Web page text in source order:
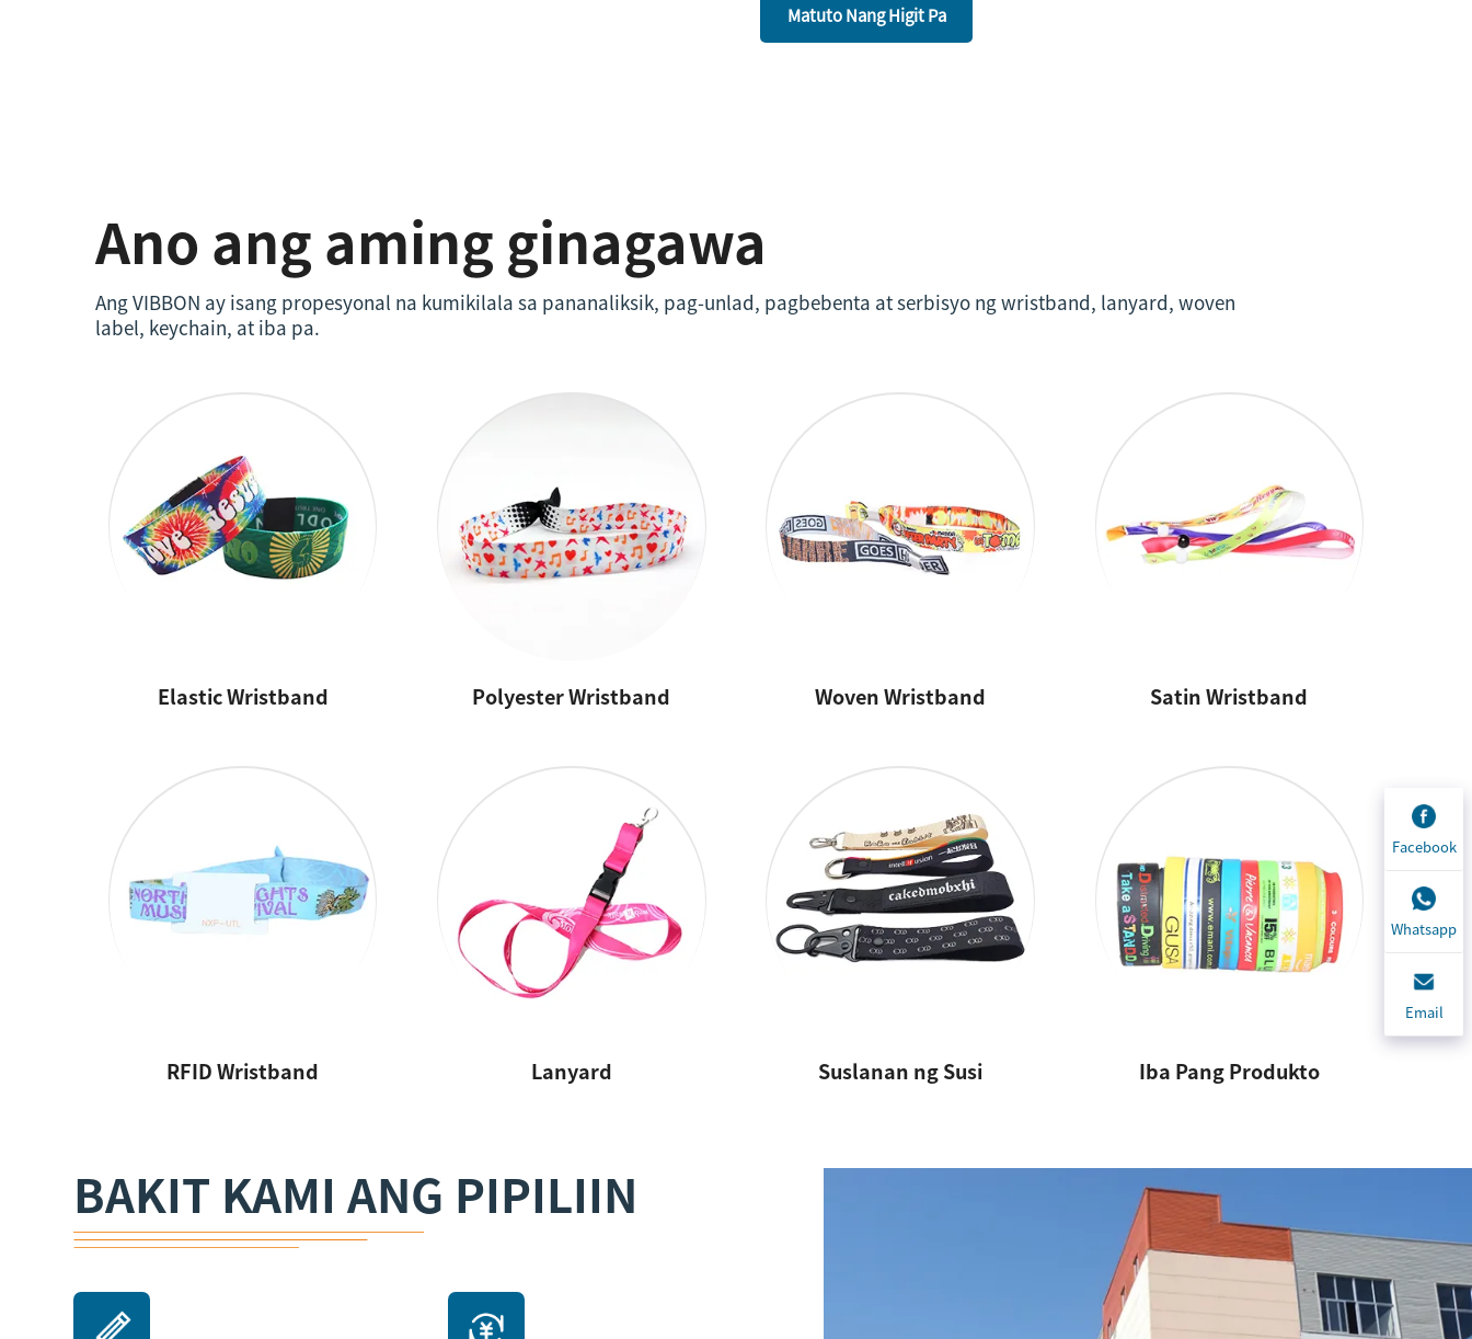
negosyo na kalidad para sa kaligtasan at pamamahala para sa pakinabang.
Matuto Nang Higit Pa
Ano ang aming ginagawa
Ang VIBBON ay isang propesyonal na kumikilala sa pananaliksik, pag-unlad, pagbebenta at serbisyo ng wristband, lanyard, woven
label, keychain, at iba pa.
Elastic Wristband Polyester Wristband Woven Wristband Satin Wristband
RFID Wristband Lanyard Suslanan ng Susi Iba Pang Produkto
BAKIT KAMI ANG PIPILIIN
Facebook
Whatsapp
Email